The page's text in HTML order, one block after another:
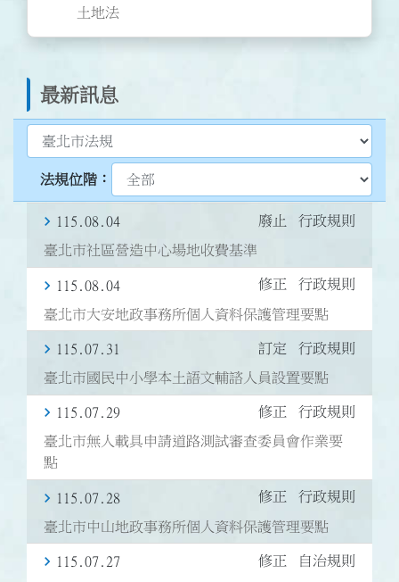
土地法
最新訊息
選擇最新訊息類型
選擇臺北法規位階
115.08.04 廢止 行政規則
臺北市社區營造中心場地收費基準
115.08.04 修正 行政規則
臺北市大安地政事務所個人資料保護管理要點
115.07.31 訂定 行政規則
臺北市國民中小學本土語文輔諮人員設置要點
115.07.29 修正 行政規則
臺北市無人載具申請道路測試審查委員會作業要
點
115.07.28 修正 行政規則
臺北市中山地政事務所個人資料保護管理要點
115.07.27 修正 自治規則